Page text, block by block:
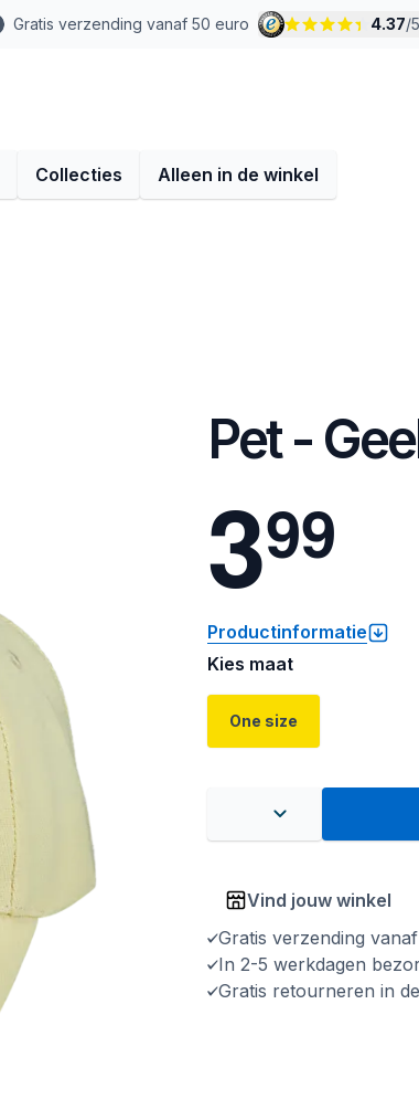
Gratis verzending vanaf 50 euro 4.37/
Collecties Alleen in de winkel
Pet -
399
Productinformatie
Kies maat
One size
Vind jouw winkel
Gratis verzending
In 2-5 werkdagen
Gratis retourneren in